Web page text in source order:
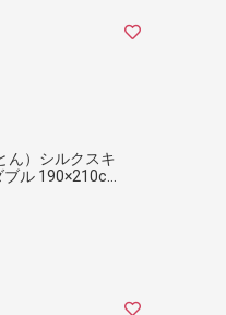
ん）シルクスキ
ル 190×210cm